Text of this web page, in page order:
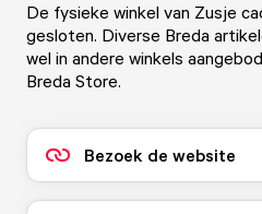
De fysieke winkel van Zusje
gesloten. Diverse Breda
wel in andere winkels
Breda Store.
Bezoek de website